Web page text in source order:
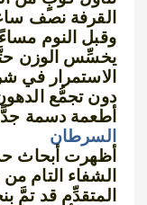
القرفة نصف
وقبل النوم مساءً
يخسِّس الوزن
الاستمرار في
دون تجمُّع
أطعمة دسمة
السرطان
أظهرت أبحاث
الشفاء التام
المتقدِّم قد تمَّ